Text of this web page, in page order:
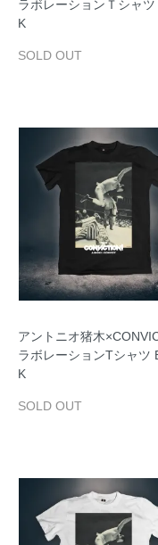
ラボレーションＴシャ
K
SOLD OUT
アントニオ猪木
ラボレーションTシャツ
K
SOLD OUT